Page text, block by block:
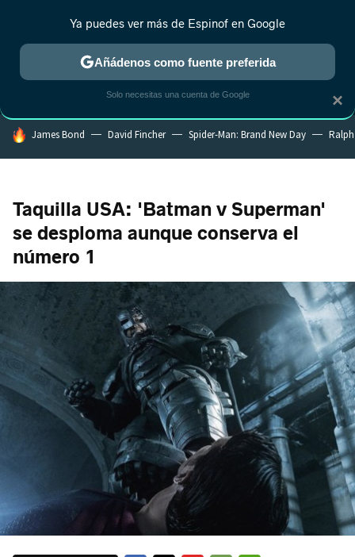
MENÚ NUEVO
ESTRENOS REALITY ANIME RANKINGS CINE
HOY SE HABLA DE
James Bond David Fincher Spider-Man: Brand New Day
Taquilla USA: 'Batman v Superman'
se desploma aunque conserva el
número 1
×
Ya puedes ver más de Espinof en Google
Añádenos como fuente preferida
Solo necesitas una cuenta de Google